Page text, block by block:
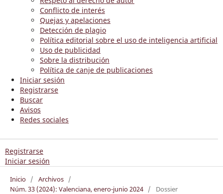
Conflicto de interés
Quejas y apelaciones
Detección de plagio
Política editorial sobre el uso de inteligencia artificial
Uso de publicidad
Sobre la distribución
Política de canje de publicaciones
Iniciar sesión
Registrarse
Buscar
Avisos
Redes sociales
Registrarse
Iniciar sesión
Inicio / Archivos /
Núm. 33 (2024): Valenciana, enero-junio 2024 / Dossier